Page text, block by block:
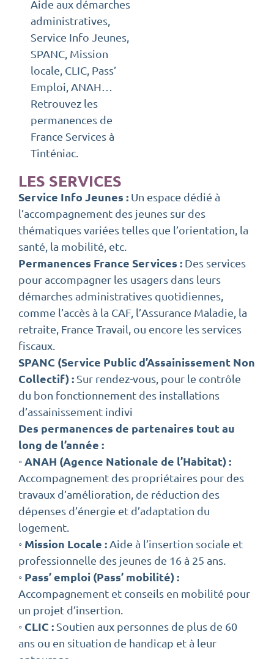
Aide aux démarches
administratives,
Service Info Jeunes,
SPANC, Mission
locale, CLIC, Pass’
Emploi, ANAH…
Retrouvez les
permanences de
France Services à
Tinténiac.
LES SERVICES
Service Info Jeunes : Un espace dédié à
l’accompagnement des jeunes sur des
thématiques variées telles que l’orientation, la
santé, la mobilité, etc.
Permanences France Services : Des services
pour accompagner les usagers dans leurs
démarches administratives quotidiennes,
comme l’accès à la CAF, l’Assurance Maladie, la
retraite, France Travail, ou encore les services
fiscaux.
SPANC (Service Public d’Assainissement Non
Collectif) : Sur rendez-vous, pour le contrôle
du bon fonctionnement des installations
d’assainissement indivi
Des permanences de partenaires tout au
long de l’année :
◦ ANAH (Agence Nationale de l’Habitat) :
Accompagnement des propriétaires pour des
travaux d’amélioration, de réduction des
dépenses d’énergie et d’adaptation du
logement.
◦ Mission Locale : Aide à l’insertion sociale et
professionnelle des jeunes de 16 à 25 ans.
◦ Pass’ emploi (Pass’ mobilité) :
Accompagnement et conseils en mobilité pour
un projet d’insertion.
◦ CLIC : Soutien aux personnes de plus de 60
ans ou en situation de handicap et à leur